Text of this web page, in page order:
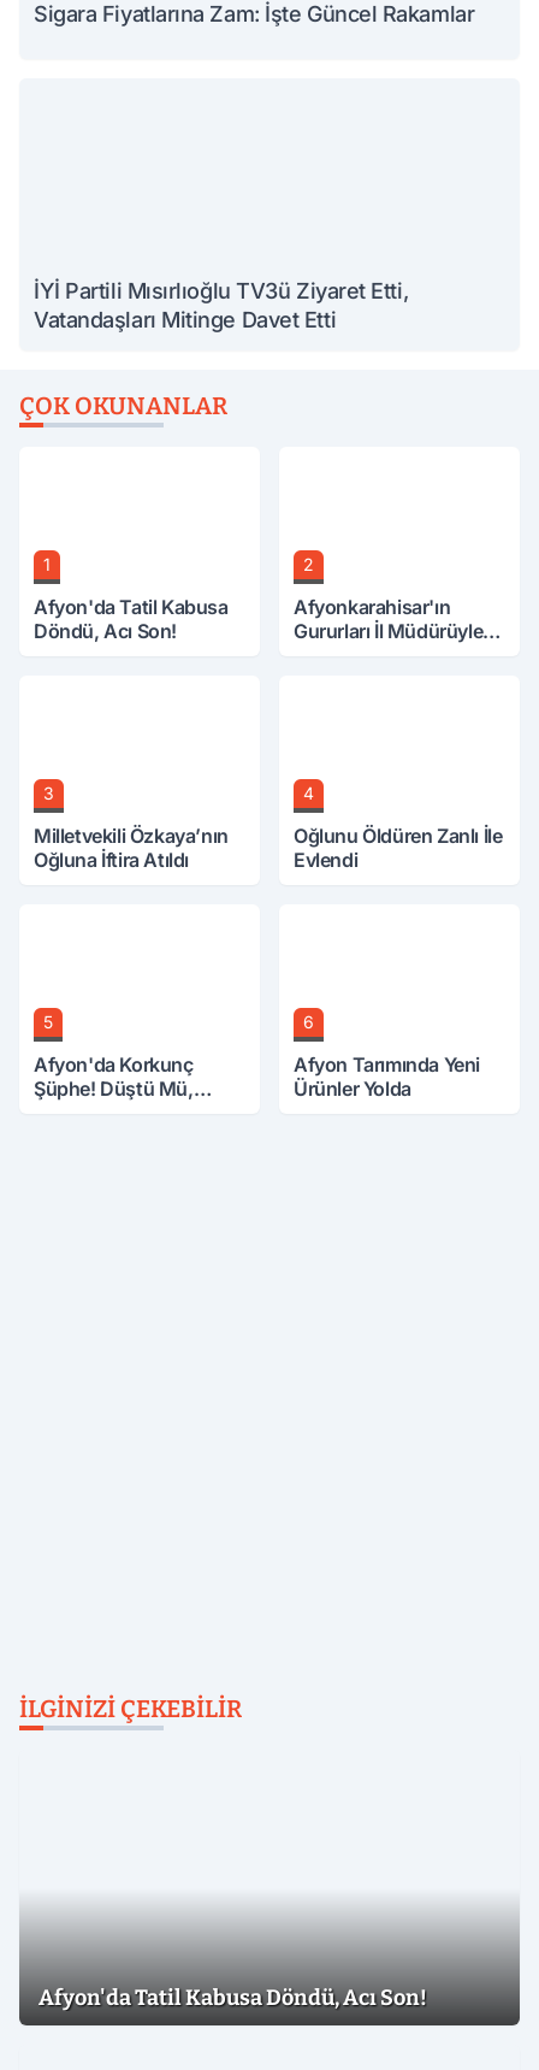
Sigara Fiyatlarına Zam: İşte Güncel Rakamlar
İYİ Partili Mısırlıoğlu TV3ü Ziyaret Etti,
Vatandaşları Mitinge Davet Etti
ÇOK OKUNANLAR
1
Afyon'da Tatil Kabusa
Döndü, Acı Son!
2
Afyonkarahisar'ın
Gururları İl Müdürüyle
3
Milletvekili Özkaya’nın
Oğluna İftira Atıldı
4
Oğlunu Öldüren Zanlı İle
Evlendi
5
Afyon'da Korkunç
Şüphe! Düştü Mü,
6
Afyon Tarımında Yeni
Ürünler Yolda
İLGINIZI ÇEKEBILIR
Afyon'da Tatil Kabusa Döndü, Acı Son!